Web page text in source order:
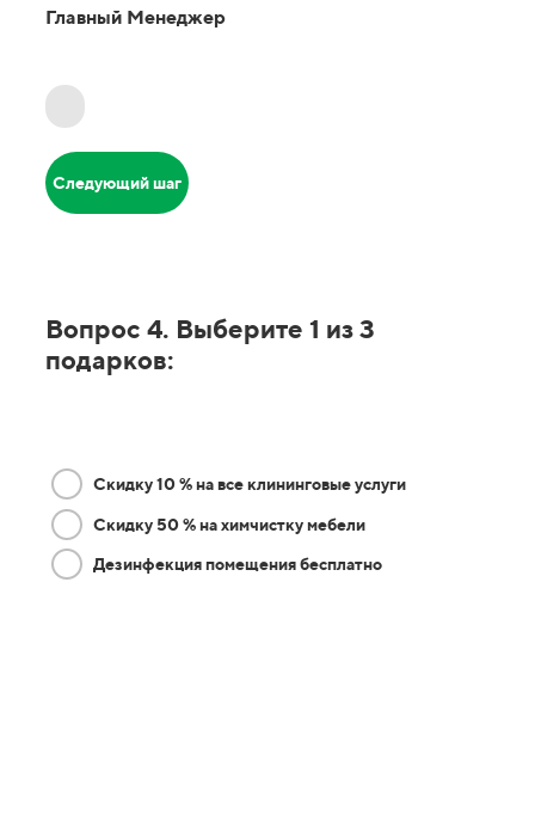
Главный Менеджер
Следующий шаг
Вопрос 4. Выберите 1 из 3
подарков:
Скидку 10 % на все клининговые услуги
Скидку 50 % на химчистку мебели
Дезинфекция помещения бесплатно